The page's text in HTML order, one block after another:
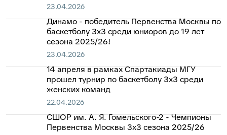
23.04.2026
Динамо - победитель Первенства Москвы по
баскетболу 3x3 среди юниоров до 19 лет
сезона 2025/26!
23.04.2026
14 апреля в рамках Спартакиады МГУ
прошел турнир по баскетболу 3x3 среди
женских команд
22.04.2026
СШОР им. А. Я. Гомельского-2 - Чемпионы
Первенства Москвы 3x3 сезона 2025/26